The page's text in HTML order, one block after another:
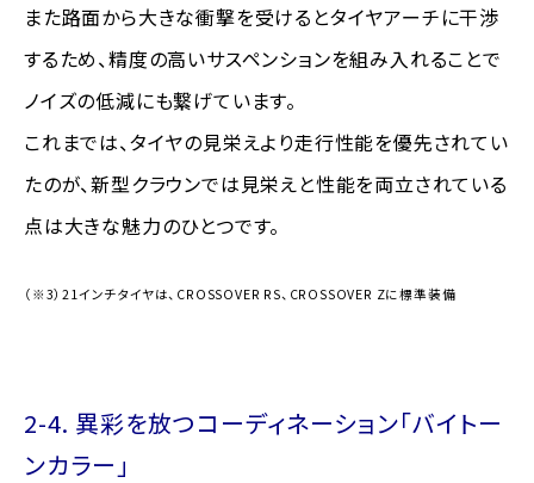
また路面から大きな衝撃を受けるとタイヤアーチに干渉
するため、精度の高いサスペンションを組み入れることで
ノイズの低減にも繋げています。
これまでは、タイヤの見栄えより走行性能を優先されてい
たのが、新型クラウンでは見栄えと性能を両立されている
点は大きな魅力のひとつです。
（※3）21インチタイヤは、CROSSOVER RS、CROSSOVER Zに標準装備
2-4. 異彩を放つコーディネーション「バイトー
ンカラー」